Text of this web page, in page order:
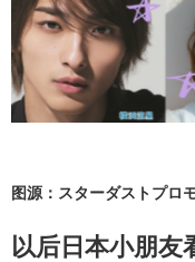
图源：スターダストプロ
以后日本小朋友